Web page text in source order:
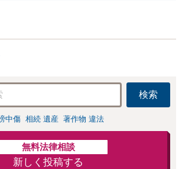
力。少年事件／告訴・告
検索
中傷 相続 遺産 著作物 違法
無料法律相談
新しく投稿する